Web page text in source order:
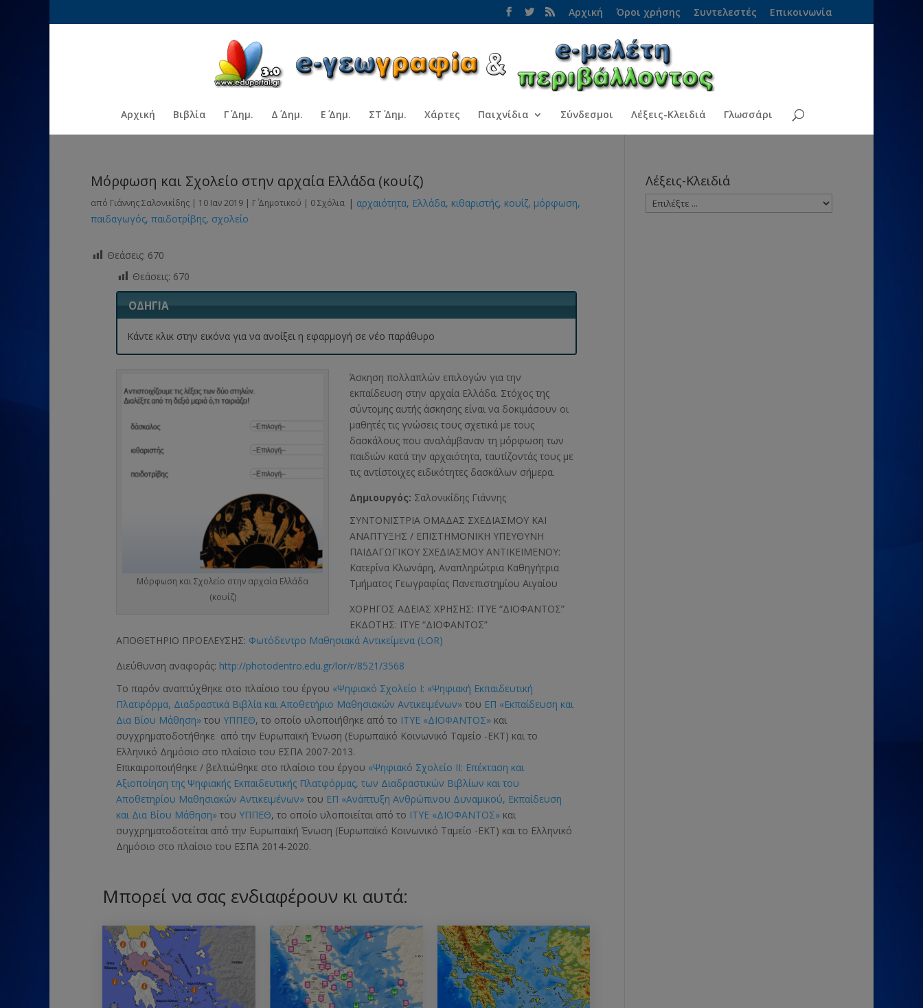
Αρχική Όροι χρήσης Συντελεστές Επικοινωνία
Αρχική Βιβλία Γ΄ Δημ. Δ΄ Δημ. Ε΄ Δημ. ΣΤ΄ Δημ. Χάρτες Παιχνίδια Σύνδεσμοι Λέξεις-Κλειδιά Γλωσσάρι
Μόρφωση και Σχολείο στην αρχαία Ελλάδα (κουίζ)
από Γιάννης Σαλονικίδης | 10 Ιαν 2019 | Γ΄ Δημοτικού | 0 Σχόλια | αρχαιότητα Ελλάδα κιθαριστής κουίζ μόρφωση
παιδαγωγός παιδοτρίβης σχολείο
Θεάσεις: 670
Θεάσεις: 670
ΟΔΗΓΙΑ
Κάντε κλικ στην εικόνα για να ανοίξει η εφαρμογή σε νέο παράθυρο
Μόρφωση και Σχολείο στην αρχαία Ελλάδα
(κουίζ)
Άσκηση πολλαπλών επιλογών για την
εκπαίδευση στην αρχαία Ελλάδα. Στόχος της
σύντομης αυτής άσκησης είναι να δοκιμάσουν οι
μαθητές τις γνώσεις τους σχετικά με τους
δασκάλους που αναλάμβαναν τη μόρφωση των
παιδιών κατά την αρχαιότητα, ταυτίζοντάς τους με
τις αντίστοιχες ειδικότητες δασκάλων σήμερα.
Δημιουργός: Σαλονικίδης Γιάννης
ΣΥΝΤΟΝΙΣΤΡΙΑ ΟΜΑΔΑΣ ΣΧΕΔΙΑΣΜΟΥ ΚΑΙ
ΑΝΑΠΤΥΞΗΣ / ΕΠΙΣΤΗΜΟΝΙΚΗ ΥΠΕΥΘΥΝΗ
ΠΑΙΔΑΓΩΓΙΚΟΥ ΣΧΕΔΙΑΣΜΟΥ ΑΝΤΙΚΕΙΜΕΝΟΥ:
Κατερίνα Κλωνάρη, Αναπληρώτρια Καθηγήτρια
Τμήματος Γεωγραφίας Πανεπιστημίου Αιγαίου
ΧΟΡΗΓΟΣ ΑΔΕΙΑΣ ΧΡΗΣΗΣ: ΙΤΥΕ “ΔΙΟΦΑΝΤΟΣ”
ΕΚΔΟΤΗΣ: ΙΤΥΕ “ΔΙΟΦΑΝΤΟΣ”
ΑΠΟΘΕΤΗΡΙΟ ΠΡΟΕΛΕΥΣΗΣ: Φωτόδεντρο Μαθησιακά Αντικείμενα (LOR)
Διεύθυνση αναφοράς: http://photodentro.edu.gr/lor/r/8521/3568
Το παρόν αναπτύχθηκε στο πλαίσιο του έργου «Ψηφιακό Σχολείο Ι: «Ψηφιακή Εκπαιδευτική
Πλατφόρμα, Διαδραστικά Βιβλία και Αποθετήριο Μαθησιακών Αντικειμένων» του ΕΠ «Εκπαίδευση και
Δια Βίου Μάθηση» τουΥΠΠΕΘ, το οποίο υλοποιήθηκε από το ΙΤΥΕ «ΔΙΟΦΑΝΤΟΣ» και
συγχρηματοδοτήθηκε από την Ευρωπαϊκή Ένωση (Ευρωπαϊκό Κοινωνικό Ταμείο -ΕΚΤ) και το
Ελληνικό Δημόσιο στο πλαίσιο του ΕΣΠΑ 2007-2013.
Επικαιροποιήθηκε / βελτιώθηκε στο πλαίσιο του έργου «Ψηφιακό Σχολείο ΙΙ: Επέκταση και
Αξιοποίηση της Ψηφιακής Εκπαιδευτικής Πλατφόρμας, των Διαδραστικών Βιβλίων και του
Αποθετηρίου Μαθησιακών Αντικειμένων» του ΕΠ «Ανάπτυξη Ανθρώπινου Δυναμικού, Εκπαίδευση
και Δια Βίου Μάθηση» τουΥΠΠΕΘ, το οποίο υλοποιείται από το ΙΤΥΕ «ΔΙΟΦΑΝΤΟΣ» και
συγχρηματοδοτείται από την Ευρωπαϊκή Ένωση (Ευρωπαϊκό Κοινωνικό Ταμείο -ΕΚΤ) και το Ελληνικό
Δημόσιο στο πλαίσιο του ΕΣΠΑ 2014-2020.
Μπορεί να σας ενδιαφέρουν κι αυτά:
Λέξεις-Κλειδιά